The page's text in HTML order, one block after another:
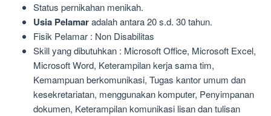
Status pernikahan menikah.
Usia Pelamaradalah antara 20 s.d. 30 tahun.
Fisik Pelamar : Non Disabilitas
Skill yang dibutuhkan : Microsoft Office, Microsoft Excel,
Microsoft Word, Keterampilan kerja sama tim,
Kemampuan berkomunikasi, Tugas kantor umum dan
kesekretariatan, menggunakan komputer, Penyimpanan
dokumen, Keterampilan komunikasi lisan dan tulisan